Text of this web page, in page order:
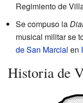
Regimiento de
Se compuso la
musical militar se
de San Marcial en
Historia de